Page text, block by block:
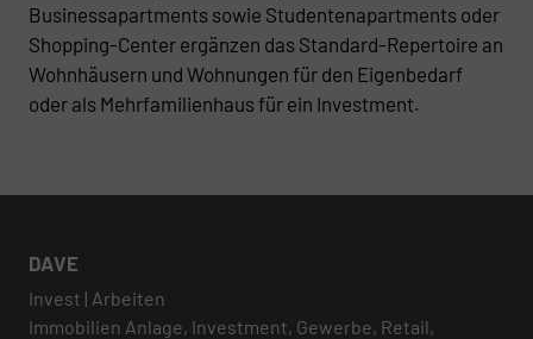
Businessapartments sowie Studentenapartments oder
Shopping-Center ergänzen das Standard-Repertoire an
Wohnhäusern und Wohnungen für den Eigenbedarf
oder als Mehrfamilienhaus für ein Investment.
DAVE
Invest | Arbeiten
Immobilien Anlage, Investment, Gewerbe, Retail,